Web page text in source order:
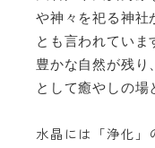
や神々を祀る神社
とも言われていま
豊かな自然が残り
として癒やしの場
水晶には「浄化」